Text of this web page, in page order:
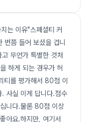
는 이유"스페셜티 커
번쯤 들어 보셨을 겁니
무언가 특별한 것처
하게 되는 경우가 허
티를 평가해서 80점 이
사실 이게 답니다.점수
니다.물론 80점 이상
아요.하지만, 여기서